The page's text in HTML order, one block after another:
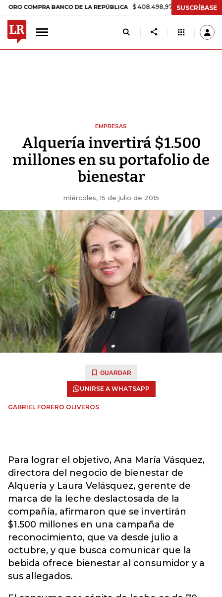
BANCO DE LA REPÚBLICA $ 408.498,97 +$ 8.753,81 +2,19%
SUSCRÍBASE
EMPRESAS
Alquería invertirá $1.500
millones en su portafolio de
bienestar
miércoles, 15 de julio de 2015
GUARDAR
UNIRSE A WHATSAPP
GABRIEL FORERO OLIVEROS
Para lograr el objetivo, Ana María Vásquez,
directora del negocio de bienestar de
Alquería y Laura Velásquez, gerente de
marca de la leche deslactosada de la
compañía, afirmaron que se invertirán
$1.500 millones en una campaña de
reconocimiento, que va desde julio a
octubre, y que busca comunicar que la
bebida ofrece bienestar al consumidor y a
sus allegados.